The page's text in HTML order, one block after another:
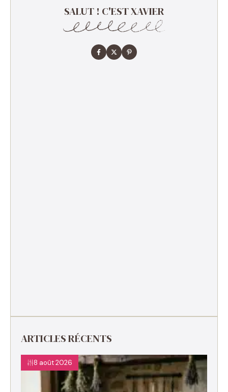
SALUT ! C'EST XAVIER
ARTICLES RÉCENTS
8 août 2026